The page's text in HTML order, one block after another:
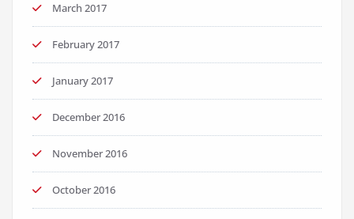
March 2017
February 2017
January 2017
December 2016
November 2016
October 2016